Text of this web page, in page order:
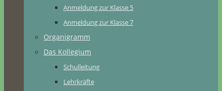
Anmeldung zur Klasse 5
Anmeldung zur Klasse 7
Organigramm
Das Kollegium
Schulleitung
Lehrkräfte